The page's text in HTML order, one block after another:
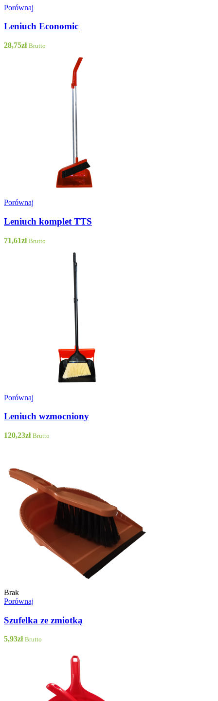
Porównaj
Leniuch Economic
28,75zł Brutto
Porównaj
Leniuch komplet TTS
71,61zł Brutto
Porównaj
Leniuch wzmocniony
120,23zł Brutto
Brak
Porównaj
Szufelka ze zmiotką
5,93zł Brutto